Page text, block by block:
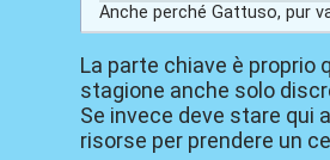
Anche perché Gattuso, pur
La parte chiave è proprio
stagione anche solo
Se invece deve stare qui
risorse per prendere un